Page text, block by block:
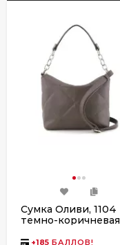
Сумка Оливи, 1104
темно-коричневая
+185 БАЛЛОВ!